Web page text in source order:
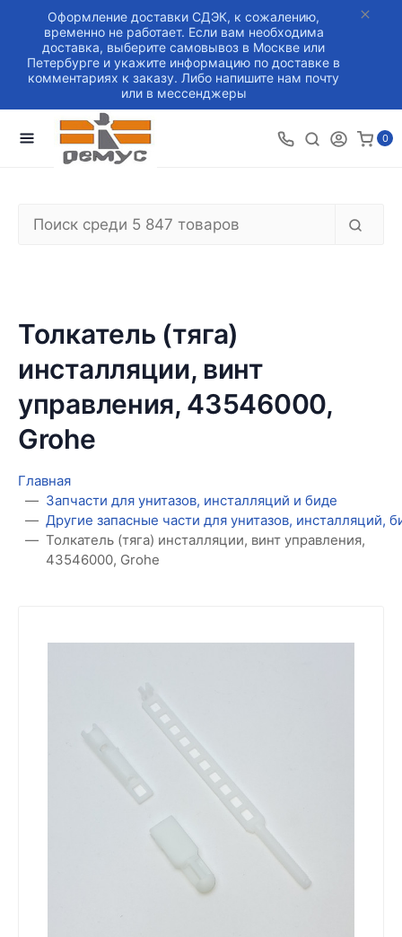
Оформление доставки СДЭК, к сожалению,
временно не работает. Если вам необходима
доставка, выберите самовывоз в Москве или
Петербурге и укажите информацию по доставке в
комментариях к заказу. Либо напишите нам почту
или в мессенджеры
0
Толкатель (тяга)
инсталляции, винт
управления, 43546000,
Grohe
Главная
Запчасти для унитазов, инсталляций и биде
Другие запасные части для унитазов, инсталляций,
Толкатель (тяга) инсталляции, винт управления,
43546000, Grohe